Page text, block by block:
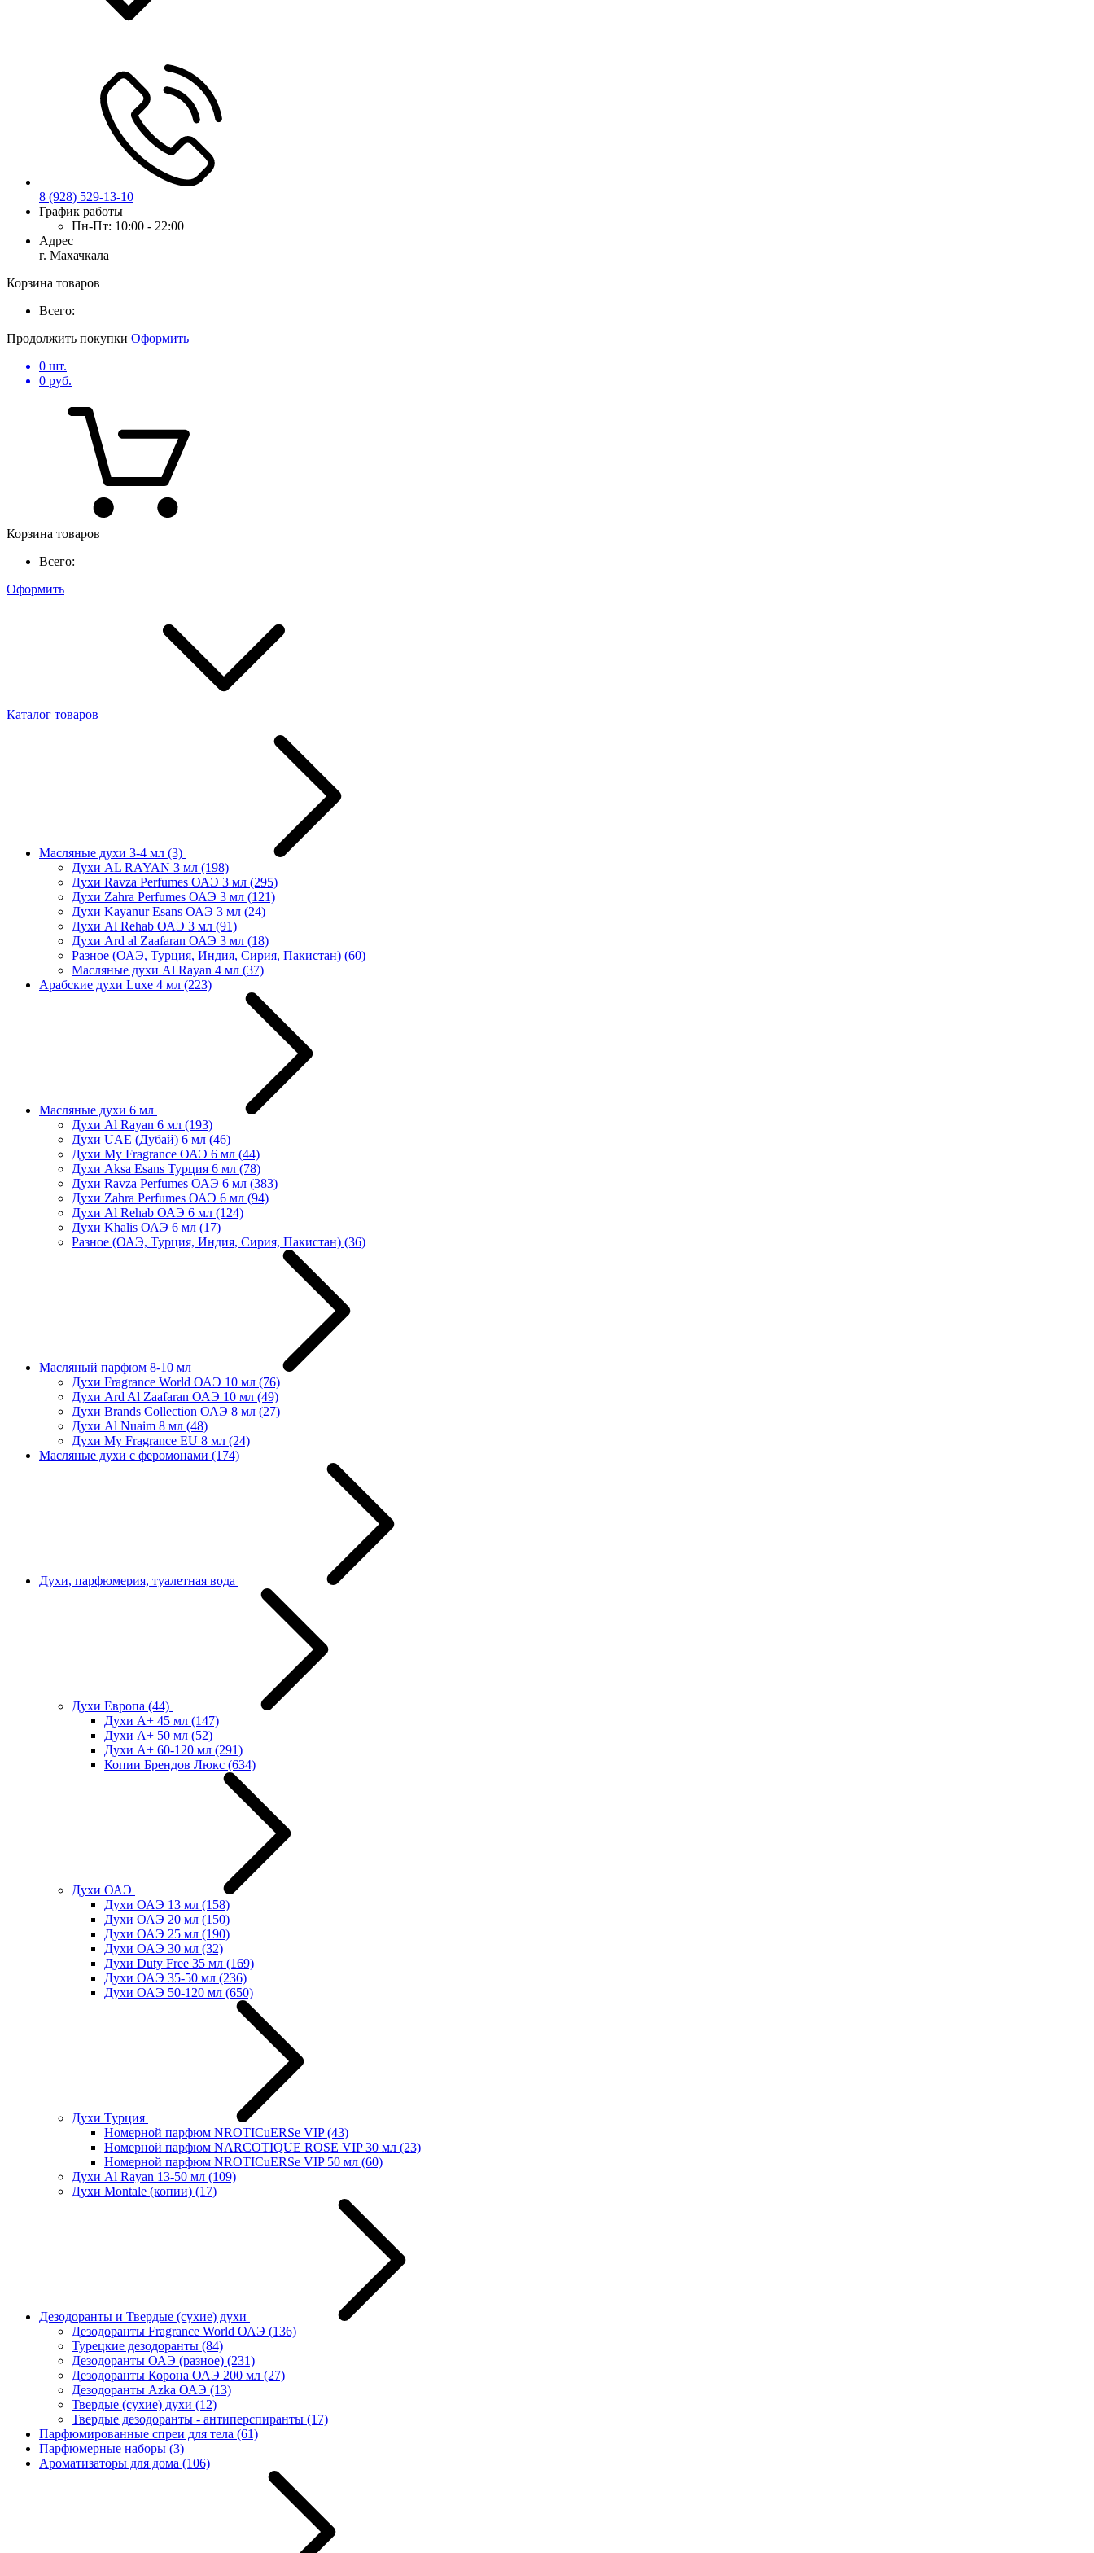
8 (928) 529-13-10
График работы
Пн-Пт: 10:00 - 22:00
Адрес
г. Махачкала
Корзина товаров
Всего:
Продолжить покупки Оформить
0 шт.
0 руб.
Корзина товаров
Всего:
Оформить
Каталог товаров
Масляные духи 3-4 мл (3)
Духи AL RAYAN 3 мл (198)
Духи Ravza Perfumes ОАЭ 3 мл (295)
Духи Zahra Perfumes ОАЭ 3 мл (121)
Духи Kayanur Esans ОАЭ 3 мл (24)
Духи Al Rehab ОАЭ 3 мл (91)
Духи Ard al Zaafaran ОАЭ 3 мл (18)
Разное (ОАЭ, Турция, Индия, Сирия, Пакистан) (60)
Масляные духи Al Rayan 4 мл (37)
Арабские духи Luxe 4 мл (223)
Масляные духи 6 мл
Духи Al Rayan 6 мл (193)
Духи UAE (Дубай) 6 мл (46)
Духи My Fragrance ОАЭ 6 мл (44)
Духи Aksa Esans Турция 6 мл (78)
Духи Ravza Perfumes ОАЭ 6 мл (383)
Духи Zahra Perfumes ОАЭ 6 мл (94)
Духи Al Rehab ОАЭ 6 мл (124)
Духи Khalis ОАЭ 6 мл (17)
Разное (ОАЭ, Турция, Индия, Сирия, Пакистан) (36)
Масляный парфюм 8-10 мл
Духи Fragrance World ОАЭ 10 мл (76)
Духи Ard Al Zaafaran ОАЭ 10 мл (49)
Духи Brands Collection ОАЭ 8 мл (27)
Духи Al Nuaim 8 мл (48)
Духи My Fragrance EU 8 мл (24)
Масляные духи с феромонами (174)
Духи, парфюмерия, туалетная вода
Духи Европа (44)
Духи А+ 45 мл (147)
Духи А+ 50 мл (52)
Духи А+ 60-120 мл (291)
Копии Брендов Люкс (634)
Духи ОАЭ
Духи ОАЭ 13 мл (158)
Духи ОАЭ 20 мл (150)
Духи ОАЭ 25 мл (190)
Духи ОАЭ 30 мл (32)
Духи Duty Free 35 мл (169)
Духи ОАЭ 35-50 мл (236)
Духи ОАЭ 50-120 мл (650)
Духи Турция
Номерной парфюм NROTICuERSe VIP(43)
Номерной парфюм NARCOTIQUE ROSE VIP 30 мл (23)
Номерной парфюм NROTICuERSe VIP 50 мл (60)
Духи Al Rayan 13-50 мл (109)
Духи Montale (копии) (17)
Дезодоранты и Твердые (сухие) духи
Дезодоранты Fragrance World ОАЭ (136)
Турецкие дезодоранты (84)
Дезодоранты ОАЭ (разное) (231)
Дезодоранты Корона ОАЭ 200 мл (27)
Дезодоранты Azka ОАЭ (13)
Твердые (сухие) духи (12)
Твердые дезодоранты - антиперспиранты (17)
Парфюмированные спреи для тела (61)
Парфюмерные наборы (3)
Ароматизаторы для дома (106)